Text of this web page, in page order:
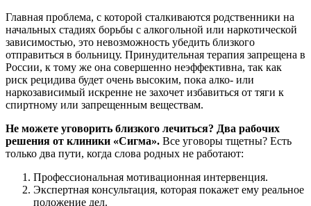
Главная проблема, с которой сталкиваются родственники на
начальных стадиях борьбы с алкогольной или наркотической
зависимостью, это невозможность убедить близкого
отправиться в больницу. Принудительная терапия запрещена в
России, к тому же она совершенно неэффективна, так как
риск рецидива будет очень высоким, пока алко- или
наркозависимый искренне не захочет избавиться от тяги к
спиртному или запрещенным веществам.
Не можете уговорить близкого лечиться? Два рабочих
решения от клиники «Сигма». Все уговоры тщетны? Есть
только два пути, когда слова родных не работают:
Профессиональная мотивационная интервенция.
Экспертная консультация, которая покажет ему реальное
положение дел.